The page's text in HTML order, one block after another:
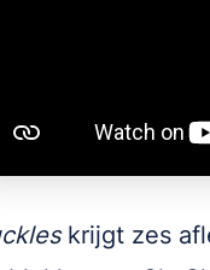
krijgt zes